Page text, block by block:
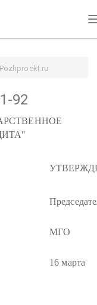
92
МГО
16 марта